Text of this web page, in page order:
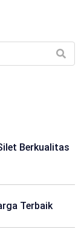
Berkualitas
Terbaik